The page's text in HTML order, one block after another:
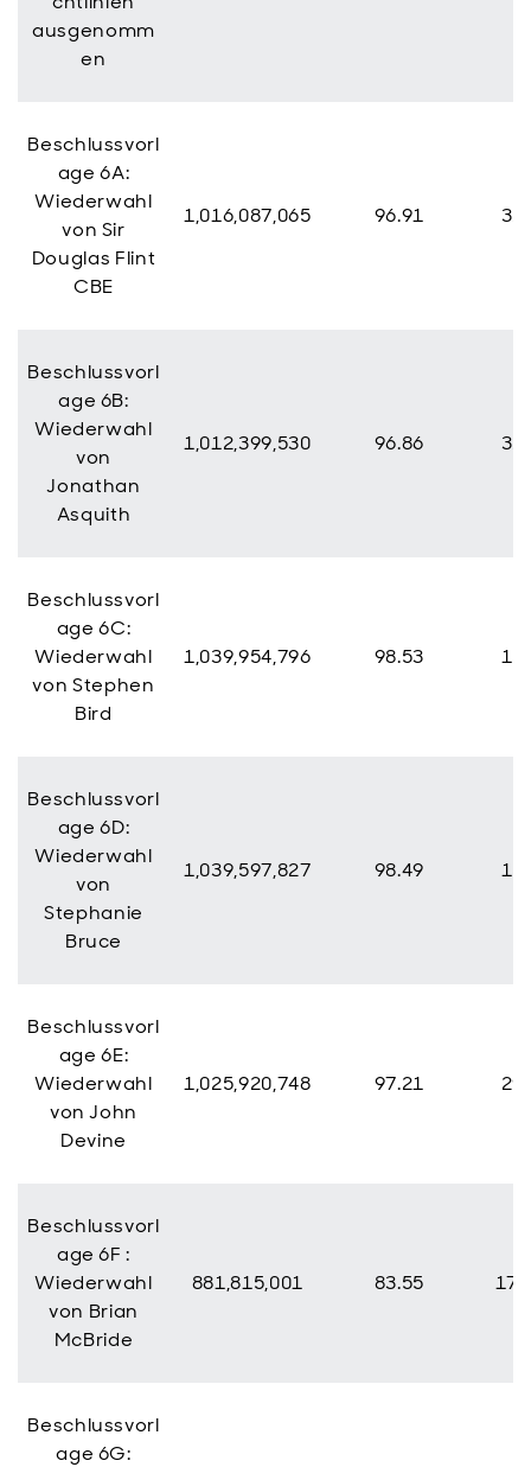
ausgenomm
en
Beschlussvorl
age 6A:
Wiederwahl
von Sir
Douglas Flint
CBE
1,016,087,065 96.91
Beschlussvorl
age 6B:
Wiederwahl
von
Jonathan
Asquith
1,012,399,530 96.86
Beschlussvorl
age 6C:
Wiederwahl
von Stephen
Bird
1,039,954,796 98.53
Beschlussvorl
age 6D:
Wiederwahl
von
Stephanie
Bruce
1,039,597,827 98.49
Beschlussvorl
age 6E:
Wiederwahl
von John
Devine
1,025,920,748 97.21
Beschlussvorl
age 6F :
Wiederwahl
von Brian
McBride
881,815,001 83.55
Beschlussvorl
age 6G: